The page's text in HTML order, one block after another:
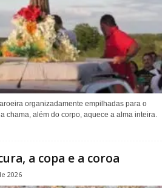
organizadamente empilhadas para o
chama, além do corpo, aquece a alma inteira.
a copa e a coroa
2026